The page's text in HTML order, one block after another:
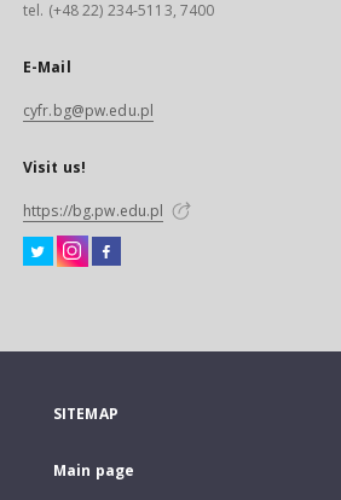
tel. (+48 22) 234-5113, 7400
E-Mail
cyfr.bg@pw.edu.pl
Visit us!
https://bg.pw.edu.pl
SITEMAP
Main page